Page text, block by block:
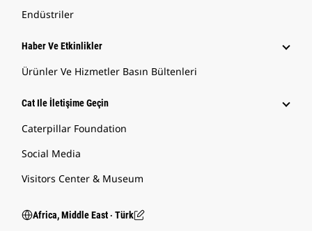
Endüstriler
Haber Ve Etkinlikler
Ürünler Ve Hizmetler Basın Bültenleri
Cat Ile İletişime Geçin
Caterpillar Foundation
Social Media
Visitors Center & Museum
Africa, Middle East ‧ Türk